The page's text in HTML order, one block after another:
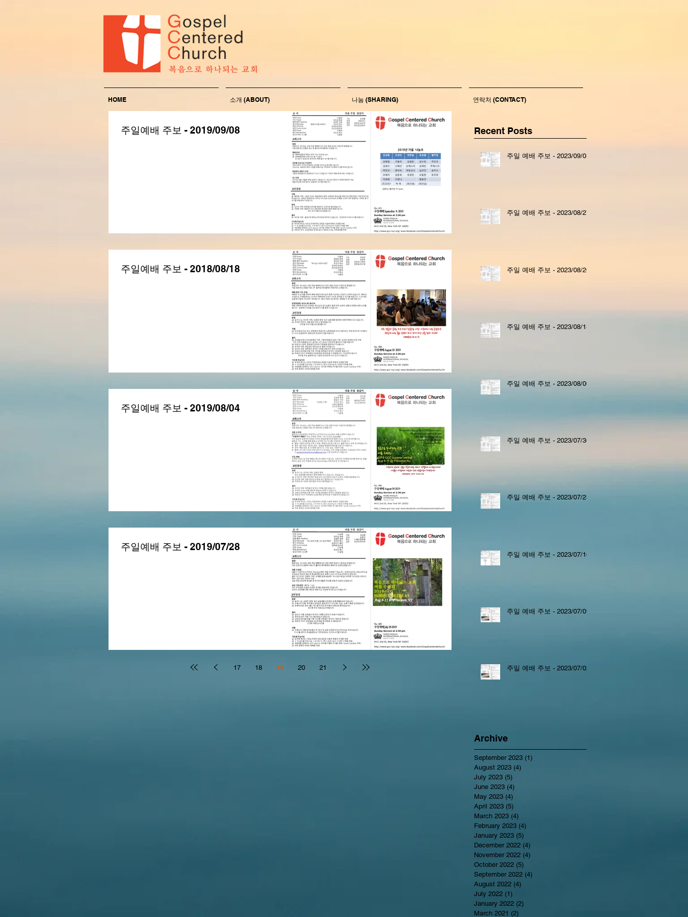
HOME 소개 (ABOUT) 나눔 (SHARING) 연락처 (CONTACT)
주일예배 주보 - 2019/09/08
주일예배 주보 - 2018/08/18
주일예배 주보 - 2019/08/04
주일예배 주보 - 2019/07/28
17 18 19 20 21
Recent Posts
주일 예배 주보 - 2023/09/03
주일 예배 주보 - 2023/08/27
주일 예배 주보 - 2023/08/20
주일 예배 주보 - 2023/08/13
주일 예배 주보 - 2023/08/06
주일 예배 주보 - 2023/07/30
주일 예배 주보 - 2023/07/23
주일 예배 주보 - 2023/07/16
주일 예배 주보 - 2023/07/09
주일 예배 주보 - 2023/07/02
Archive
September 2023 (1)
August 2023 (4)
July 2023 (5)
June 2023 (4)
May 2023 (4)
April 2023 (5)
March 2023 (4)
February 2023 (4)
January 2023 (5)
December 2022 (4)
November 2022 (4)
October 2022 (5)
September 2022 (4)
August 2022 (4)
July 2022 (1)
January 2022 (2)
March 2021 (2)